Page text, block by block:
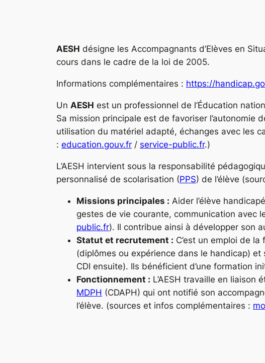
AESH désigne les Accompagnants d’Elèves en
cours dans le cadre de la loi de 2005.
Informations complémentaires : https://
Un AESH est un professionnel de l’Éducation
Sa mission principale est de favoriser l’autonomie
utilisation du matériel adapté, échanges avec les
: education.gouv.fr / service-public.fr.)
L’AESH intervient sous la responsabilité
personnalisé de scolarisation (PPS) de l’élève
Missions principales : Aider l’élève
gestes de vie courante, communication avec
public.fr). Il contribue ainsi à développer son
Statut et recrutement : C’est un emploi de
(diplômes ou expérience dans le handicap)
CDI ensuite). Ils bénéficient d’une formation
Fonctionnement : L’AESH travaille en liaison
MDPH (CDAPH) qui ont notifié son
l’élève. (sources et infos complémentaires :